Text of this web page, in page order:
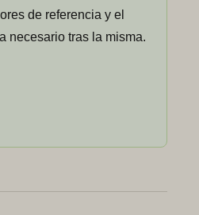
de referencia y el
necesario tras la misma.